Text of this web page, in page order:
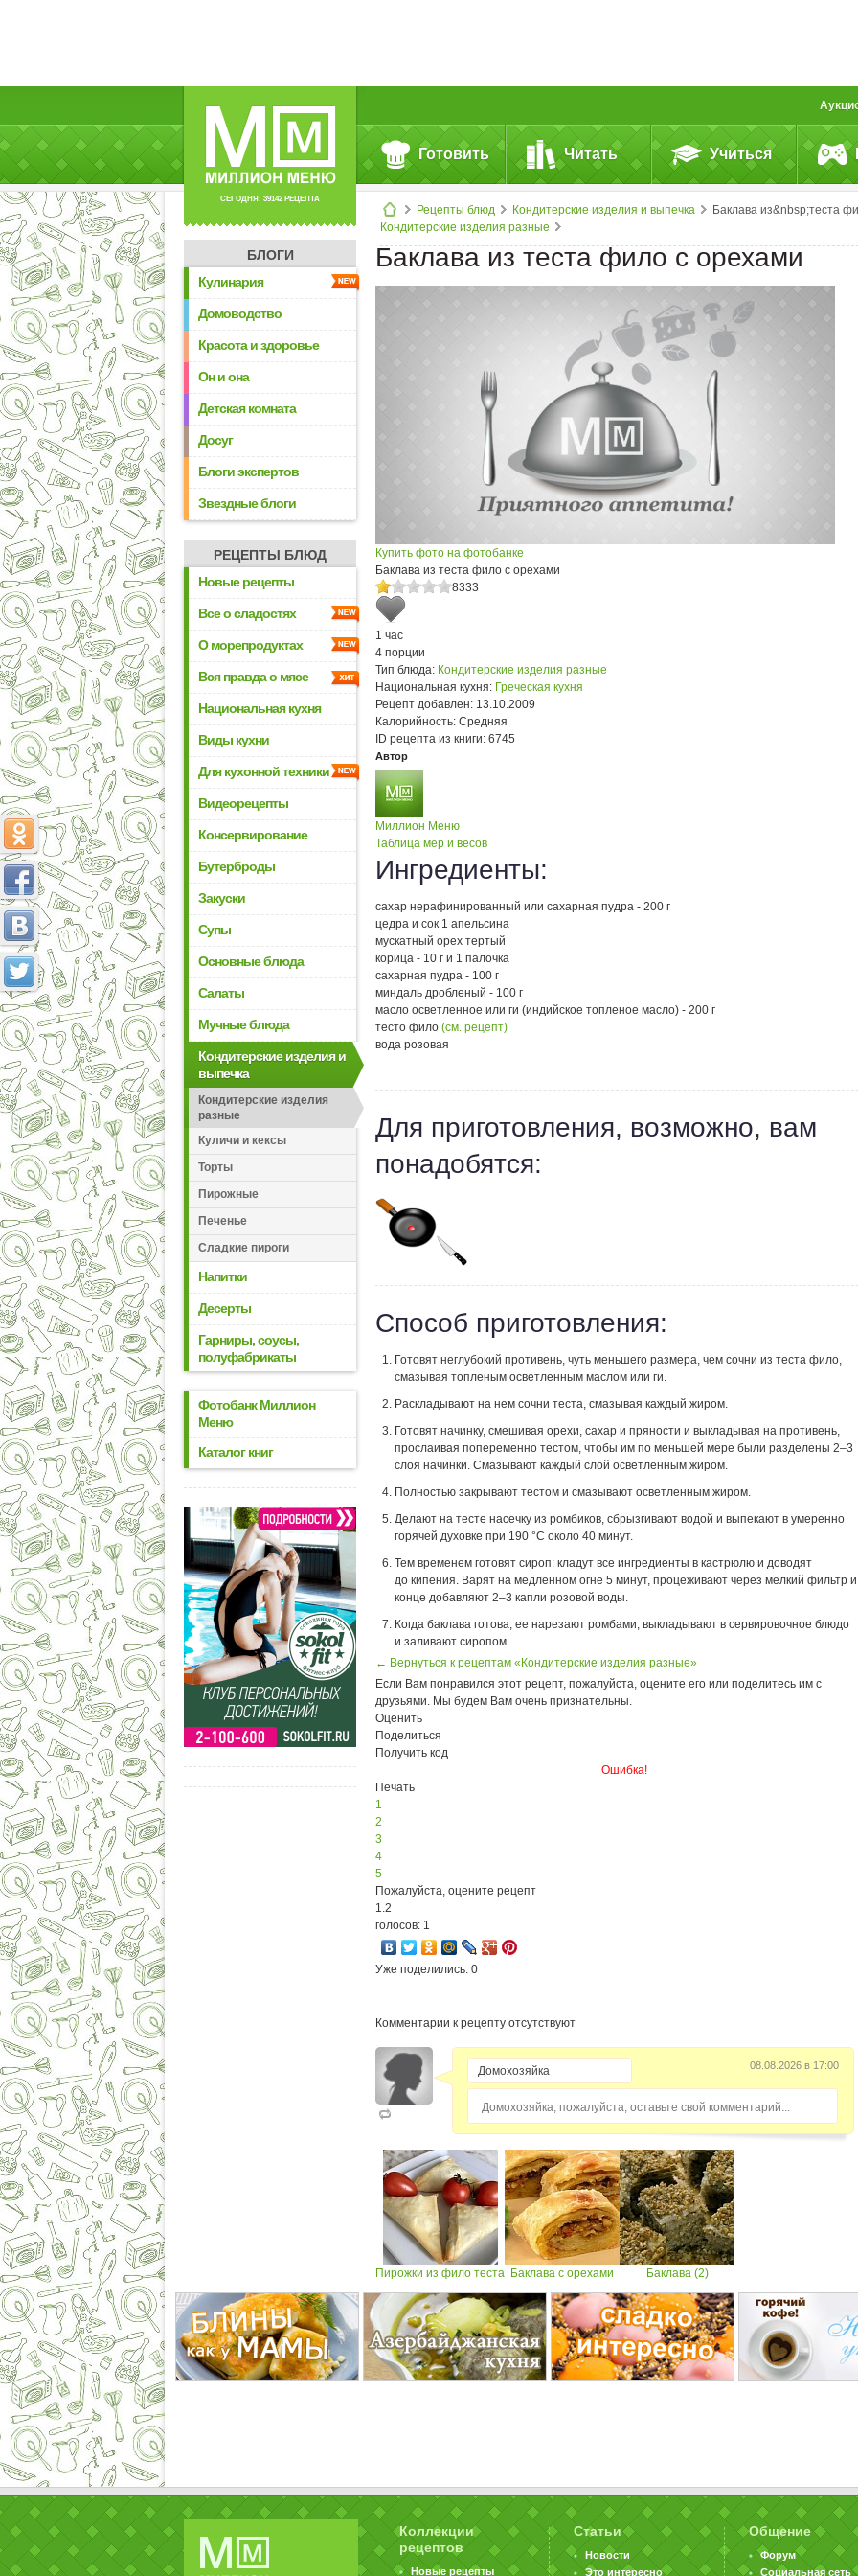
СЕГОДНЯ: 39142 РЕЦЕПТА
Готовить Читать Учиться
Рецепты блюд
Кондитерские изделия и выпечка
Кондитерские изделия разные
Баклава из&nbsp;теста фило с&nbsp;орехами
БЛОГИ
Кулинария
Домоводство
Красота и здоровье
Он и она
Детская комната
Досуг
Блоги экспертов
Звездные блоги
РЕЦЕПТЫ БЛЮД
Новые рецепты
Все о сладостях
О морепродуктах
Вся правда о мясе
Национальная кухня
Виды кухни
Для кухонной техники
Видеорецепты
Консервирование
Бутерброды
Закуски
Супы
Основные блюда
Салаты
Мучные блюда
Кондитерские изделия и
выпечка
Кондитерские изделия
разные
Куличи и кексы
Торты
Пирожные
Печенье
Сладкие пироги
Напитки
Десерты
Гарниры, соусы,
полуфабрикаты
Фотобанк Миллион
Меню
Каталог книг
Баклава из теста фило с орехами
Купить фото на фотобанке
Баклава из теста фило с орехами
8333
1 час
4 порции
Тип блюда: Кондитерские изделия разные
Национальная кухня: Греческая кухня
Рецепт добавлен: 13.10.2009
Калорийность: Средняя
ID рецепта из книги: 6745
Автор
Миллион Меню
Таблица мер и весов
Ингредиенты:
сахар нерафинированный или сахарная пудра - 200 г
цедра и сок 1 апельсина
мускатный орех тертый
корица - 10 г и 1 палочка
сахарная пудра - 100 г
миндаль дробленый - 100 г
масло осветленное или ги (индийское топленое масло) - 200 г
тесто фило (см. рецепт)
вода розовая
Для приготовления, возможно, вам
понадобятся:
Способ приготовления:
Готовят неглубокий противень, чуть меньшего размера, чем сочни из теста фило,
смазывая топленым осветленным маслом или ги.
Раскладывают на нем сочни теста, смазывая каждый жиром.
Готовят начинку, смешивая орехи, сахар и пряности и выкладывая на противень,
прослаивая попеременно тестом, чтобы им по меньшей мере были разделены 2–3
слоя начинки. Смазывают каждый слой осветленным жиром.
Полностью закрывают тестом и смазывают осветленным жиром.
Делают на тесте насечку из ромбиков, сбрызгивают водой и выпекают в умеренно
горячей духовке при 190 °С около 40 минут.
Тем временем готовят сироп: кладут все ингредиенты в кастрюлю и доводят
до кипения. Варят на медленном огне 5 минут, процеживают через мелкий фильтр и
конце добавляют 2–3 капли розовой воды.
Когда баклава готова, ее нарезают ромбами, выкладывают в сервировочное блюдо
и заливают сиропом.
← Вернуться к рецептам «Кондитерские изделия разные»
Если Вам понравился этот рецепт, пожалуйста, оцените его или поделитесь им с
друзьями. Мы будем Вам очень признательны.
Оценить
Поделиться
Получить код
Ошибка!
Печать
1
2
3
4
5
Пожалуйста, оцените рецепт
1.2
голосов: 1
Уже поделились: 0
Комментарии к рецепту отсутствуют
08.08.2026 в 17:00
Домохозяйка, пожалуйста, оставьте свой комментарий...
Пирожки из фило теста Баклава с орехами Баклава (2)
Коллекции
рецептов
Новые рецепты
Статьи
Новости
Это интересно
Общение
Форум
Социальная сеть